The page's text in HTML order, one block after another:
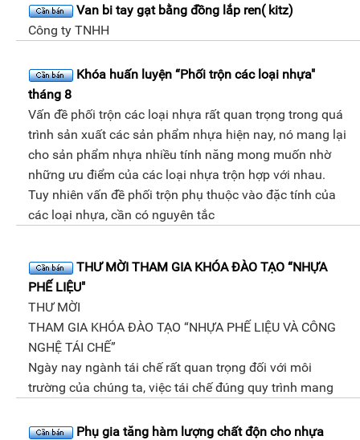
Van bi tay gạt bằng đồng lắp ren( kitz)
Công ty TNHH
Khóa huấn luyện “Phối trộn các loại nhựa"
tháng 8
Vấn đề phối trộn các loại nhựa rất quan trọng trong quá
trình sản xuất các sản phẩm nhựa hiện nay, nó mang lại
cho sản phẩm nhựa nhiều tính năng mong muốn nhờ
những ưu điểm của các loại nhựa trộn hợp với nhau.
Tuy nhiên vấn đề phối trộn phụ thuộc vào đặc tính của
các loại nhựa, cần có nguyên tắc
THƯ MỜI THAM GIA KHÓA ĐÀO TẠO “NHỰA
PHẾ LIỆU"
THƯ MỜI
THAM GIA KHÓA ĐÀO TẠO “NHỰA PHẾ LIỆU VÀ CÔNG
NGHỆ TÁI CHẾ”
Ngày nay ngành tái chế rất quan trọng đối với môi
trường của chúng ta, việc tái chế đúng quy trình mang
Phụ gia tăng hàm lượng chất độn cho nhựa